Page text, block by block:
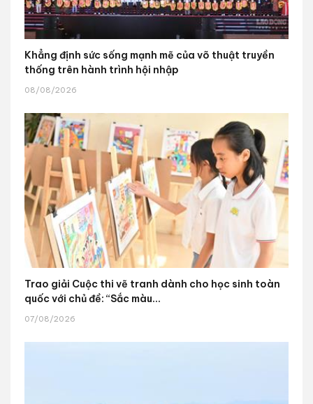
Khẳng định sức sống mạnh mẽ của võ thuật truyền
thống trên hành trình hội nhập
08/08/2026
Trao giải Cuộc thi vẽ tranh dành cho học sinh toàn
quốc với chủ đề: “Sắc màu...
07/08/2026